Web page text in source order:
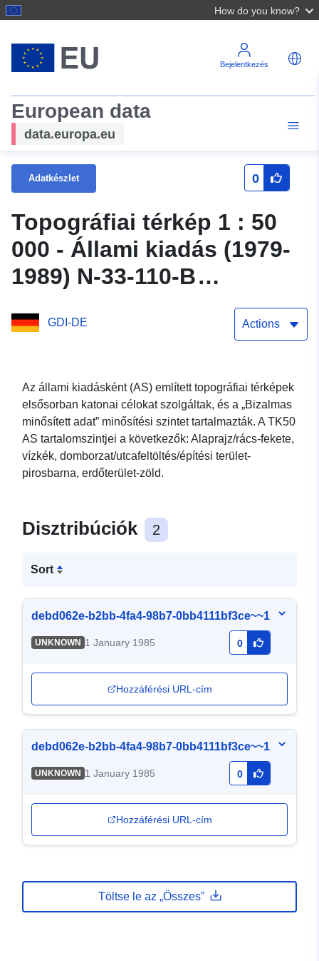
How do you know?
Bejelentkezés
European data
data.europa.eu
Adatkészlet 0
Topográfiai térkép 1 : 50
000 - Állami kiadás (1979-
1989) N-33-110-B
GDI-DE Actions
Az állami kiadásként (AS) említett topográfiai térképek
elsősorban katonai célokat szolgáltak, és a „Bizalmas
minősített adat” minősítési szintet tartalmazták. A TK50
AS tartalomszintjei a következők: Alaprajz/rács-fekete,
vízkék, domborzat/utcafeltöltés/építési terület-
pirosbarna, erdőterület-zöld.
Disztribúciók 2
Sort
debd062e-b2bb-4fa4-98b7-0bb4111bf3ce~~1
UNKNOWN 1 January 1985 0
Hozzáférési URL-cím
debd062e-b2bb-4fa4-98b7-0bb4111bf3ce~~1
UNKNOWN 1 January 1985 0
Hozzáférési URL-cím
Töltse le az „Összes”